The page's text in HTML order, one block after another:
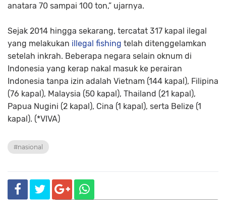
anatara 70 sampai 100 ton,” ujarnya.
Sejak 2014 hingga sekarang, tercatat 317 kapal ilegal
yang melakukan illegal fishing telah ditenggelamkan
setelah inkrah. Beberapa negara selain oknum di
Indonesia yang kerap nakal masuk ke perairan
Indonesia tanpa izin adalah Vietnam (144 kapal), Filipina
(76 kapal), Malaysia (50 kapal), Thailand (21 kapal),
Papua Nugini (2 kapal), Cina (1 kapal), serta Belize (1
kapal). (*VIVA)
#nasional